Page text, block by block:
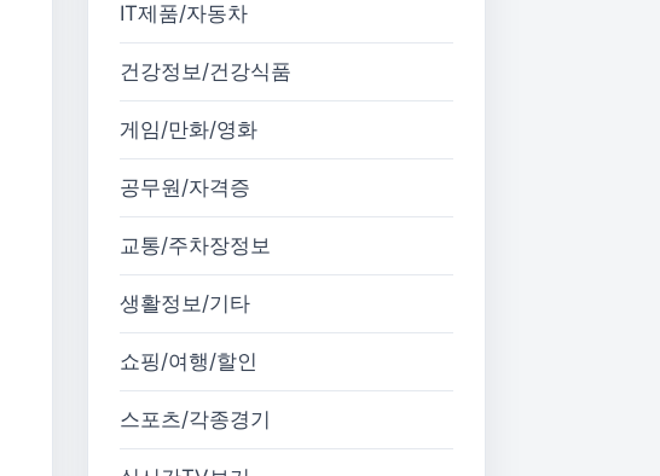
IT제품/자동차
건강정보/건강식품
게임/만화/영화
공무원/자격증
교통/주차장정보
생활정보/기타
쇼핑/여행/할인
스포츠/각종경기